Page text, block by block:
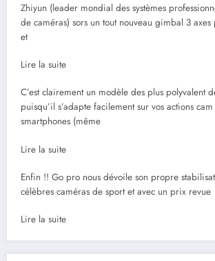
Zhiyun (leader mondial des systèmes
de caméras) sors un tout nouveau gimbal 3
et
Lire la suite
C’est clairement un modèle des plus polyvalent
puisqu’il s’adapte facilement sur vos actions
smartphones (même
Lire la suite
Enfin !! Go pro nous dévoile son propre
célèbres caméras de sport et avec un prix revue
Lire la suite